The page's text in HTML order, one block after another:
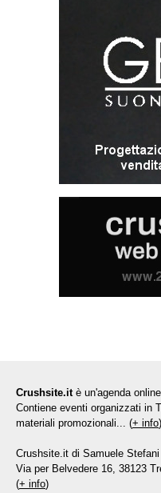
Crushsite.it è un'agenda
Contiene eventi organizzati in
materiali promozionali... (+ info)
Crushsite.it di Samuele Stefani
Via per Belvedere 16, 38123
(+ info)